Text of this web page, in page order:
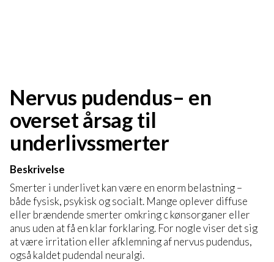
Nervus pudendus– en
overset årsag til
underlivssmerter
Beskrivelse
Smerter i underlivet kan være en enorm belastning –
både fysisk, psykisk og socialt. Mange oplever diffuse
eller brændende smerter omkring c kønsorganer eller
anus uden at få en klar forklaring. For nogle viser det sig
at være irritation eller afklemning af nervus pudendus,
også kaldet pudendal neuralgi.